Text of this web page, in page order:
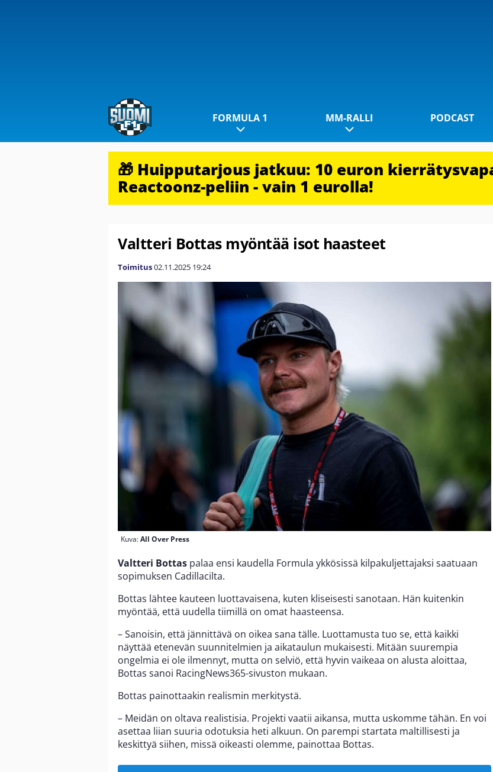
FORMULA 1 MM-RALLI PODCAST
🎁 Huipputarjous jatkuu: 10 euron
Reactoonz-peliin - vain 1 eurolla!
Valtteri Bottas myöntää isot haasteet
Toimitus02.11.2025 19:24
Kuva:All Over Press
Valtteri Bottas palaa ensi kaudella Formula ykkösissä kilpakuljettajaksi saatuaan
sopimuksen Cadillacilta.
Bottas lähtee kauteen luottavaisena, kuten kliseisesti sanotaan. Hän kuitenkin
myöntää, että uudella tiimillä on omat haasteensa.
– Sanoisin, että jännittävä on oikea sana tälle. Luottamusta tuo se, että kaikki
näyttää etenevän suunnitelmien ja aikataulun mukaisesti. Mitään suurempia
ongelmia ei ole ilmennyt, mutta on selviö, että hyvin vaikeaa on alusta aloittaa,
Bottas sanoi RacingNews365-sivuston mukaan.
Bottas painottaakin realismin merkitystä.
– Meidän on oltava realistisia. Projekti vaatii aikansa, mutta uskomme tähän. En voi
asettaa liian suuria odotuksia heti alkuun. On parempi startata maltillisesti ja
keskittyä siihen, missä oikeasti olemme, painottaa Bottas.